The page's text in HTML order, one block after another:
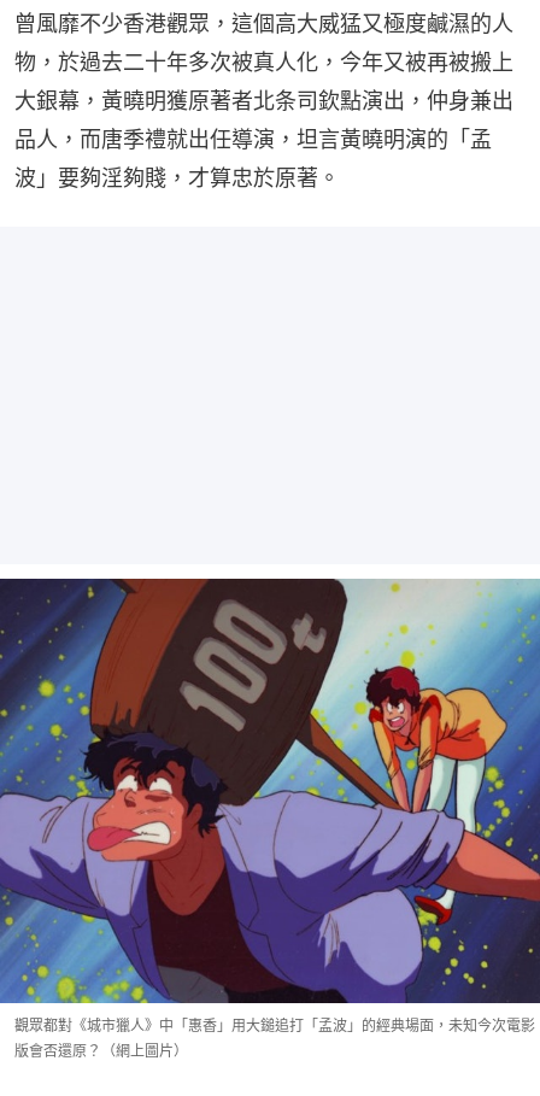
曾風靡不少香港觀眾，這個高大威猛又極度鹹濕的人
物，於過去二十年多次被真人化，今年又被再被搬上
大銀幕，黃曉明獲原著者北条司欽點演出，仲身兼出
品人，而唐季禮就出任導演，坦言黃曉明演的「孟
波」要夠淫夠賤，才算忠於原著。
觀眾都對《城市獵人》中「惠香」用大鎚追打「孟波」的經典場面，未知今次電影
版會否還原？（網上圖片）